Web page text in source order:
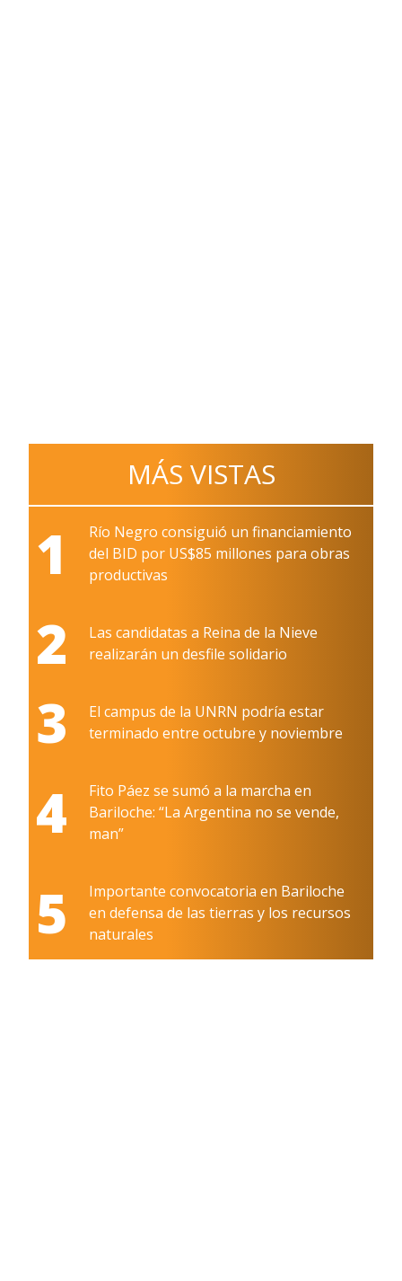
MÁS VISTAS
1
Río Negro consiguió un financiamiento
del BID por US$85 millones para obras
productivas
2
Las candidatas a Reina de la Nieve
realizarán un desfile solidario
3
El campus de la UNRN podría estar
terminado entre octubre y noviembre
4
Fito Páez se sumó a la marcha en
Bariloche: “La Argentina no se vende,
man”
5
Importante convocatoria en Bariloche
en defensa de las tierras y los recursos
naturales